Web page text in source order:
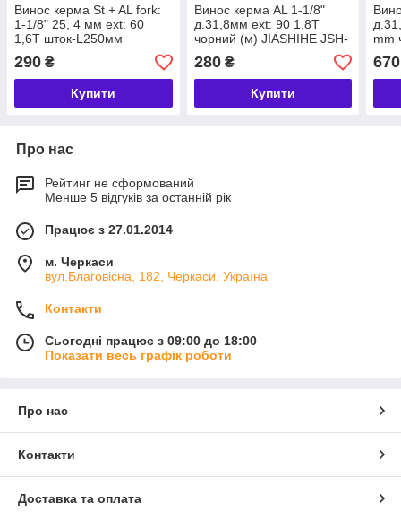
Винос керма St + AL fork:
1-1/8" 25, 4 мм ext: 60
1,6T шток-L250мм
CP+silver JSH-1803
290 ₴
Купити
Винос керма AL 1-1/8"
д.31,8мм ext: 90 1,8T
чорний (м) JIASHIHE JSH-
306
280₴
Купити
mm
M01
670
Про нас
Рейтинг не сформований
Менше 5 відгуків за останній рік
Працює з 27.01.2014
м. Черкаси
вул.Благовісна, 182, Черкаси, Україна
Контакти
Сьогодні працює з 09:00 до 18:00
Показати весь графік роботи
Про нас
Контакти
Доставка та оплата